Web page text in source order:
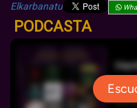
Elkarbanatu
PODCASTA